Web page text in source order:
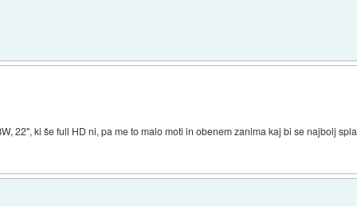
22", ki še full HD ni, pa me to malo moti in obenem zanima kaj bi se najbolj